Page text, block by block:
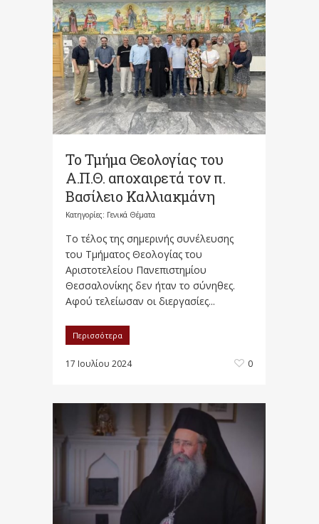
Το Τμήμα Θεολογίας του
Α.Π.Θ. αποχαιρετά τον π.
Βασίλειο Καλλιακμάνη
Κατηγορίες: Γενικά Θέματα
Το τέλος της σημερινής συνέλευσης
του Τμήματος Θεολογίας του
Αριστοτελείου Πανεπιστημίου
Θεσσαλονίκης δεν ήταν το σύνηθες.
Αφού τελείωσαν οι διεργασίες...
Περισσότερα
17 Ιουλίου 2024 0